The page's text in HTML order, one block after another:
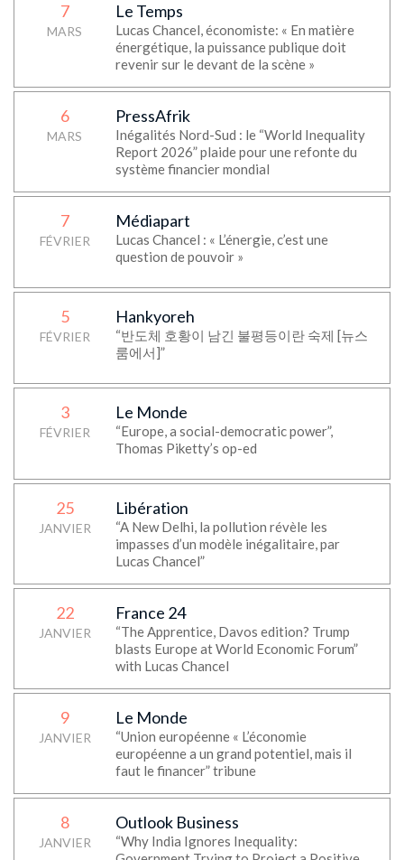
7
MARS
Le Temps
Lucas Chancel, économiste: « En matière
énergétique, la puissance publique doit
revenir sur le devant de la scène »
6
MARS
PressAfrik
Inégalités Nord-Sud : le “World Inequality
Report 2026” plaide pour une refonte du
système financier mondial
7
FÉVRIER
Médiapart
Lucas Chancel : « L’énergie, c’est une
question de pouvoir »
5
FÉVRIER
Hankyoreh
“반도체 호황이 남긴 불평등이란 숙제 [뉴스
룸에서]”
3
FÉVRIER
Le Monde
“Europe, a social-democratic power”,
Thomas Piketty’s op-ed
25
JANVIER
Libération
“A New Delhi, la pollution révèle les
impasses d’un modèle inégalitaire, par
Lucas Chancel”
22
JANVIER
France 24
“The Apprentice, Davos edition? Trump
blasts Europe at World Economic Forum”
with Lucas Chancel
9
JANVIER
Le Monde
“Union européenne « L’économie
européenne a un grand potentiel, mais il
faut le financer” tribune
8
JANVIER
Outlook Business
“Why India Ignores Inequality: